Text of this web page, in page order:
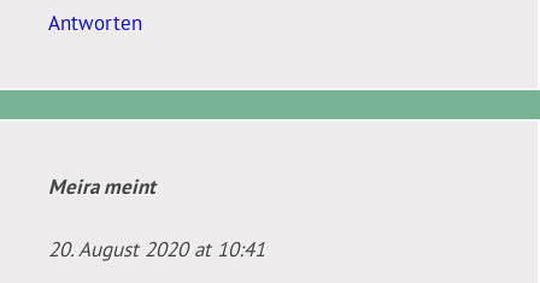
Antworten
Meirameint
20. August 2020 at 10:41